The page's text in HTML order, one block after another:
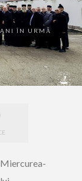
ÎN URMĂ